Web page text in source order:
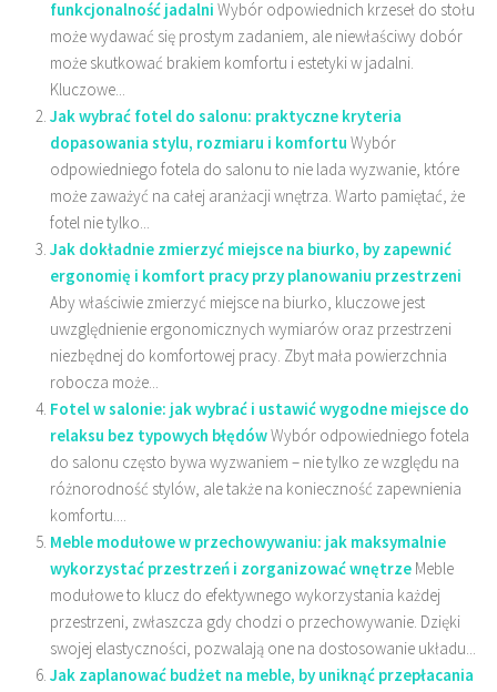
funkcjonalność jadalni Wybór odpowiednich krzeseł do stołu
może wydawać się prostym zadaniem, ale niewłaściwy dobór
może skutkować brakiem komfortu i estetyki w jadalni.
Kluczowe...
Jak wybrać fotel do salonu: praktyczne kryteria
dopasowania stylu, rozmiaru i komfortu Wybór
odpowiedniego fotela do salonu to nie lada wyzwanie, które
może zaważyć na całej aranżacji wnętrza. Warto pamiętać, że
fotel nie tylko...
Jak dokładnie zmierzyć miejsce na biurko, by zapewnić
ergonomię i komfort pracy przy planowaniu przestrzeni
Aby właściwie zmierzyć miejsce na biurko, kluczowe jest
uwzględnienie ergonomicznych wymiarów oraz przestrzeni
niezbędnej do komfortowej pracy. Zbyt mała powierzchnia
robocza może...
Fotel w salonie: jak wybrać i ustawić wygodne miejsce do
relaksu bez typowych błędówWybór odpowiedniego fotela
do salonu często bywa wyzwaniem – nie tylko ze względu na
różnorodność stylów, ale także na konieczność zapewnienia
komfortu....
Meble modułowe w przechowywaniu: jak maksymalnie
wykorzystać przestrzeń i zorganizować wnętrze Meble
modułowe to klucz do efektywnego wykorzystania każdej
przestrzeni, zwłaszcza gdy chodzi o przechowywanie. Dzięki
swojej elastyczności, pozwalają one na dostosowanie układu...
Jak zaplanować budżet na meble, by uniknąć przepłacania